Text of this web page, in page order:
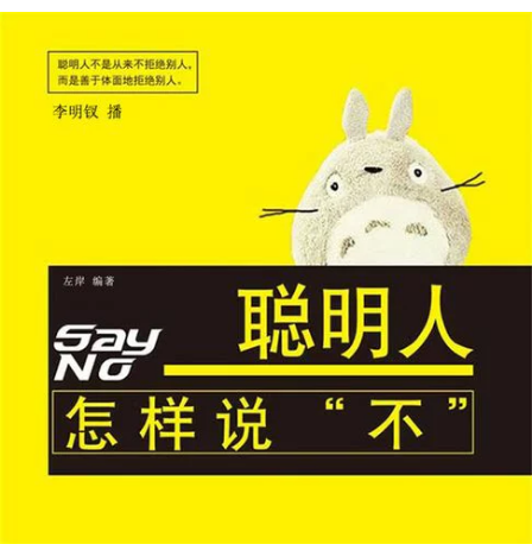
天天免運 美食蛋糕
運動休閒 親子玩具
化妝保養 情趣用品
日本購物 電子/紙本書
HOT